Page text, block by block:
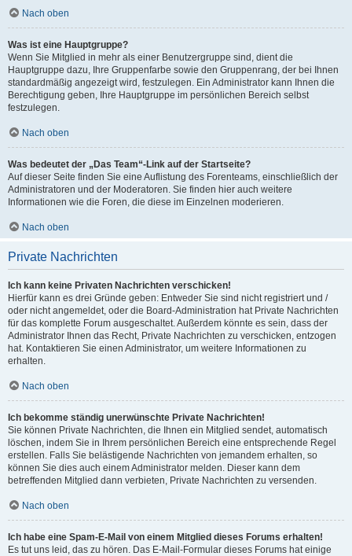
Nach oben
Was ist eine Hauptgruppe?
Wenn Sie Mitglied in mehr als einer Benutzergruppe sind, dient die
Hauptgruppe dazu, Ihre Gruppenfarbe sowie den Gruppenrang, der bei Ihnen
standardmäßig angezeigt wird, festzulegen. Ein Administrator kann Ihnen die
Berechtigung geben, Ihre Hauptgruppe im persönlichen Bereich selbst
festzulegen.
Nach oben
Was bedeutet der „Das Team“-Link auf der Startseite?
Auf dieser Seite finden Sie eine Auflistung des Forenteams, einschließlich der
Administratoren und der Moderatoren. Sie finden hier auch weitere
Informationen wie die Foren, die diese im Einzelnen moderieren.
Nach oben
Private Nachrichten
Ich kann keine Privaten Nachrichten verschicken!
Hierfür kann es drei Gründe geben: Entweder Sie sind nicht registriert und /
oder nicht angemeldet, oder die Board-Administration hat Private Nachrichten
für das komplette Forum ausgeschaltet. Außerdem könnte es sein, dass der
Administrator Ihnen das Recht, Private Nachrichten zu verschicken, entzogen
hat. Kontaktieren Sie einen Administrator, um weitere Informationen zu
erhalten.
Nach oben
Ich bekomme ständig unerwünschte Private Nachrichten!
Sie können Private Nachrichten, die Ihnen ein Mitglied sendet, automatisch
löschen, indem Sie in Ihrem persönlichen Bereich eine entsprechende Regel
erstellen. Falls Sie belästigende Nachrichten von jemandem erhalten, so
können Sie dies auch einem Administrator melden. Dieser kann dem
betreffenden Mitglied dann verbieten, Private Nachrichten zu versenden.
Nach oben
Ich habe eine Spam-E-Mail von einem Mitglied dieses Forums erhalten!
Es tut uns leid, das zu hören. Das E-Mail-Formular dieses Forums hat einige